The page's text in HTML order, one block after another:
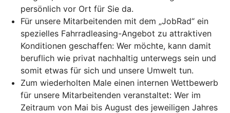
persönlich vor Ort für Sie da.
Für unsere Mitarbeitenden mit dem „JobRad“ ein
spezielles Fahrradleasing-Angebot zu attraktiven
Konditionen geschaffen: Wer möchte, kann damit
beruflich wie privat nachhaltig unterwegs sein und
somit etwas für sich und unsere Umwelt tun.
Zum wiederholten Male einen internen Wettbewerb
für unsere Mitarbeitenden veranstaltet: Wer im
Zeitraum von Mai bis August des jeweiligen Jahres